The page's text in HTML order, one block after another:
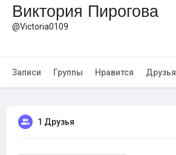
Виктория Пирогова
@Victoria0109
Записи Группы Нравится Друзья
1 Друзья